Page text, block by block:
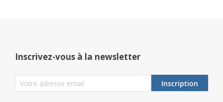
Inscrivez-vous à la newsletter
Inscription